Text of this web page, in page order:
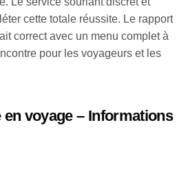
cette totale réussite. Le rapport
correct avec un menu complet à
pour les voyageurs et les
en voyage – Informations